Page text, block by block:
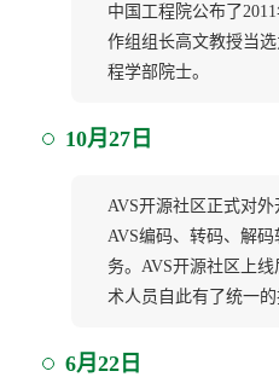
中国工程院公布了
作组组长高文教授当
程学部院士。
10月27日
AVS开源社区正式对
AVS编码、转码、解
务。AVS开源社区上
术人员自此有了统一的
6月22日